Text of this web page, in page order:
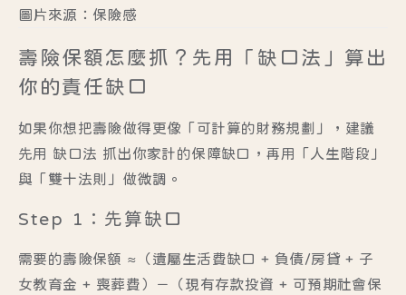
圖片來源：保險感
壽險保額怎麼抓？先用「缺口法」算出
你的責任缺口
如果你想把壽險做得更像「可計算的財務規劃」，建議
先用 缺口法 抓出你家計的保障缺口，再用「人生階段」
與「雙十法則」做微調。
Step 1：先算缺口
需要的壽險保額 ≈（遺屬生活費缺口 + 負債/房貸 + 子
女教育金 + 喪葬費）－（現有存款投資 + 可預期社會保